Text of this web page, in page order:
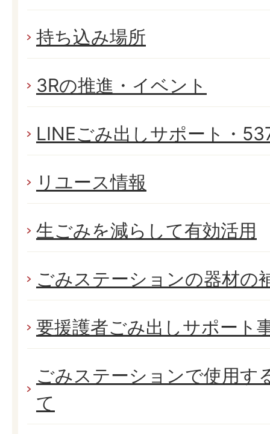
持ち込み場所
3Rの推進・イベント
LINEごみ出しサポート・
リユース情報
生ごみを減らして有効活用
ごみステーションの器材の
要援護者ごみ出しサポート
ごみステーションで使用す
て